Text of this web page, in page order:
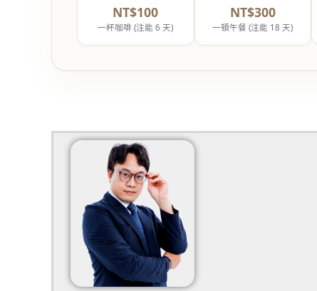
NT$100
一杯咖啡 (注能 6 天)
NT$300
一頓午餐 (注能 18 天)